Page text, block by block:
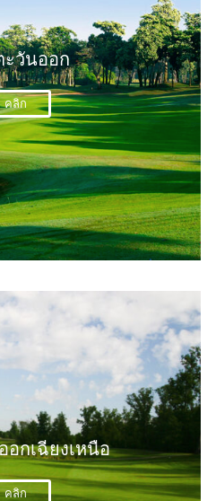
วันออก
คลิก
กเฉียงเหนือ
คลิก